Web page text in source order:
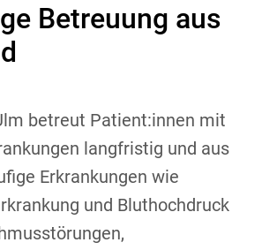
Betreuung aus
betreut Patient:innen mit
langfristig und aus
Erkrankungen wie
und Bluthochdruck